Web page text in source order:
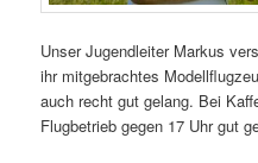
Unser Jugendleiter Markus
ihr mitgebrachtes
auch recht gut gelang. Bei
Flugbetrieb gegen 17 Uhr gut